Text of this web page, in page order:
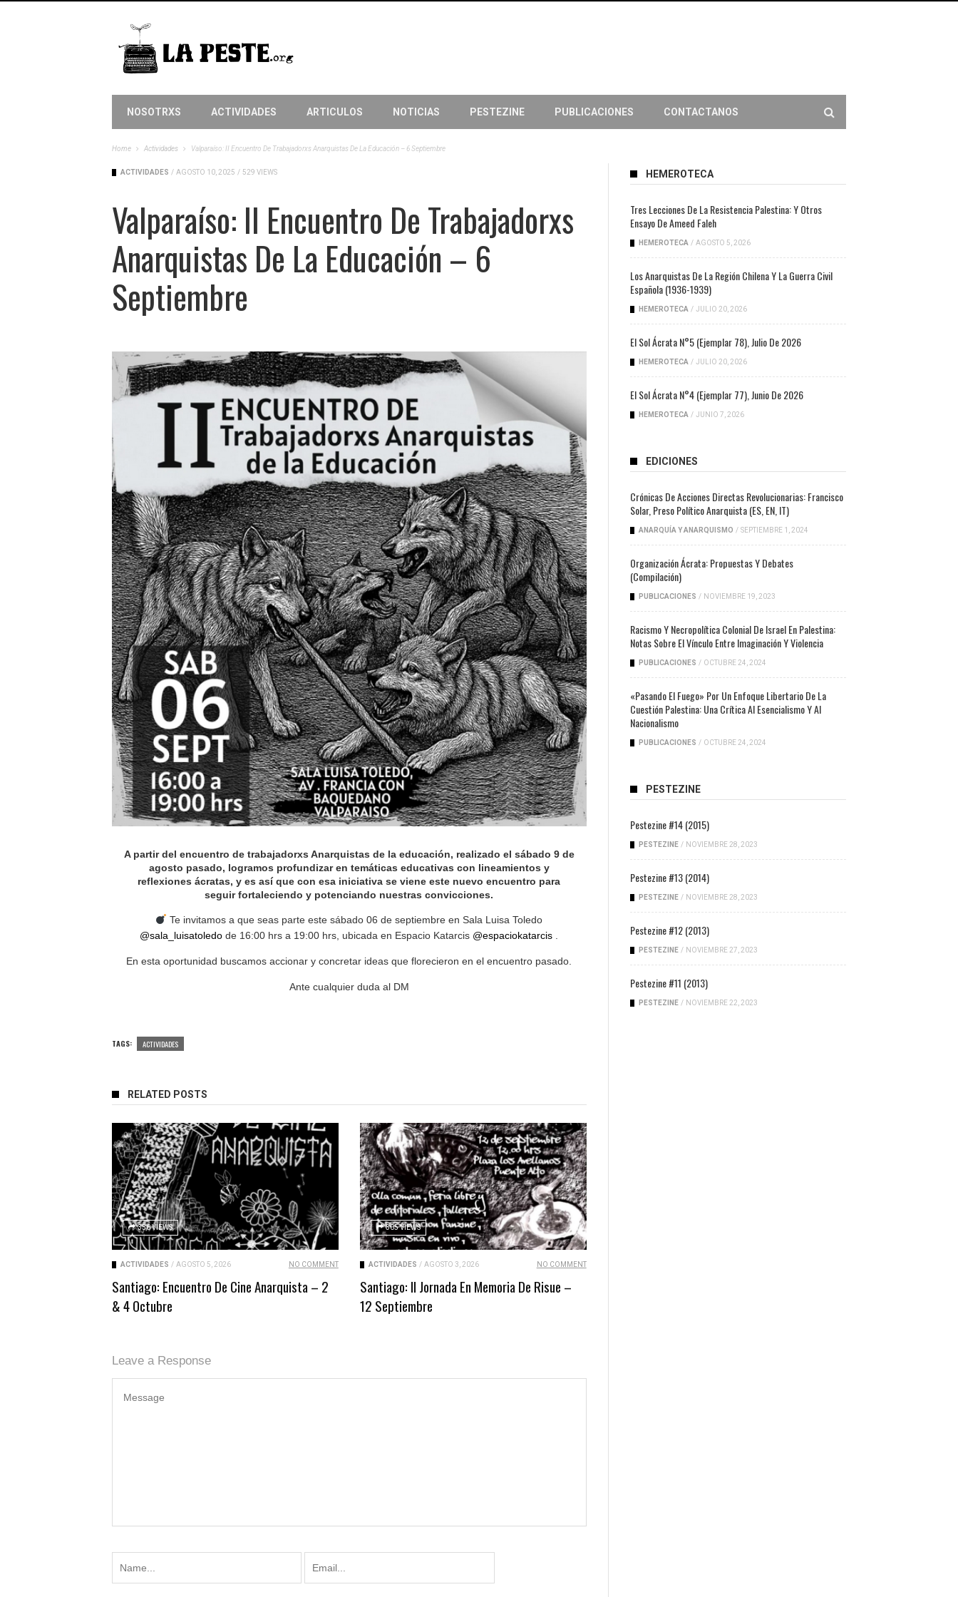
NOSOTRXS ACTIVIDADES ARTICULOS NOTICIAS PESTEZINE PUBLICACIONES CONTACTANOS
Home Actividades Valparaíso: II Encuentro De Trabajadorxs Anarquistas De La Educación – 6 Septiembre
ACTIVIDADES / AGOSTO 10, 2025 / 529 VIEWS
Valparaíso: II Encuentro De Trabajadorxs
Anarquistas De La Educación – 6
Septiembre
A partir del encuentro de trabajadorxs Anarquistas de la educación, realizado el sábado 9 de
agosto pasado, logramos profundizar en temáticas educativas con lineamientos y
reflexiones ácratas, y es así que con esa iniciativa se viene este nuevo encuentro para
seguir fortaleciendo y potenciando nuestras convicciones.
Te invitamos a que seas parte este sábado 06 de septiembre en Sala Luisa Toledo
@sala_luisatoledo de 16:00 hrs a 19:00 hrs, ubicada en Espacio Katarcis @espaciokatarcis
En esta oportunidad buscamos accionar y concretar ideas que florecieron en el encuentro pasado.
Ante cualquier duda al DM
TAGS: ACTIVIDADES
RELATED POSTS
336 VIEWS
ACTIVIDADES / AGOSTO 5, 2026 NO COMMENT
Santiago: Encuentro De Cine Anarquista – 2
& 4 Octubre
305 VIEWS
ACTIVIDADES / AGOSTO 3, 2026 NO COMMENT
Santiago: II Jornada En Memoria De Risue –
12 Septiembre
Leave a Response
HEMEROTECA
Tres Lecciones De La Resistencia Palestina: Y Otros
Ensayo De Ameed Faleh
HEMEROTECA / AGOSTO 5, 2026
Los Anarquistas De La Región Chilena Y La Guerra Civil
Española (1936-1939)
HEMEROTECA / JULIO 20, 2026
El Sol Ácrata N°5 (ejemplar 78), Julio De 2026
HEMEROTECA / JULIO 20, 2026
El Sol Ácrata N°4 (ejemplar 77), Junio De 2026
HEMEROTECA / JUNIO 7, 2026
EDICIONES
Crónicas De Acciones Directas Revolucionarias: Francisco
Solar, Preso Político Anarquista (ES, EN, IT)
ANARQUÍA Y ANARQUISMO / SEPTIEMBRE 1, 2024
Organización Ácrata: Propuestas Y Debates
(compilación)
PUBLICACIONES / NOVIEMBRE 19, 2023
Racismo Y Necropolítica Colonial De Israel En Palestina:
Notas Sobre El Vínculo Entre Imaginación Y Violencia
PUBLICACIONES / OCTUBRE 24, 2024
«Pasando El Fuego» Por Un Enfoque Libertario De La
Cuestión Palestina: Una Crítica Al Esencialismo Y Al
Nacionalismo
PUBLICACIONES / OCTUBRE 24, 2024
PESTEZINE
Pestezine #14 (2015)
PESTEZINE / NOVIEMBRE 28, 2023
Pestezine #13 (2014)
PESTEZINE / NOVIEMBRE 28, 2023
Pestezine #12 (2013)
PESTEZINE / NOVIEMBRE 27, 2023
Pestezine #11 (2013)
PESTEZINE / NOVIEMBRE 22, 2023